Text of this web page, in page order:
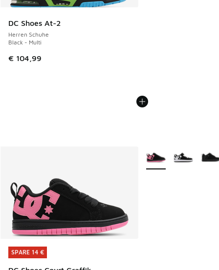
DC Shoes At-2
Herren Schuhe
Black - Multi
€ 104,99
SPARE 14 €
SPARE 14 €
Weitere Farben